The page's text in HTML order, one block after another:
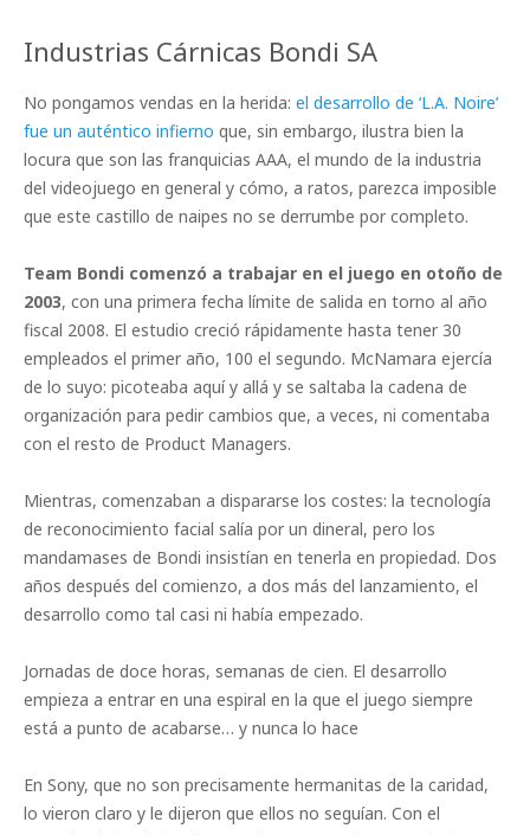
Industrias Cárnicas Bondi SA
No pongamos vendas en la herida: el desarrollo de ‘L.A. Noire’
fue un auténtico infierno que, sin embargo, ilustra bien la
locura que son las franquicias AAA, el mundo de la industria
del videojuego en general y cómo, a ratos, parezca imposible
que este castillo de naipes no se derrumbe por completo.
Team Bondi comenzó a trabajar en el juego en otoño de
2003, con una primera fecha límite de salida en torno al año
fiscal 2008. El estudio creció rápidamente hasta tener 30
empleados el primer año, 100 el segundo. McNamara ejercía
de lo suyo: picoteaba aquí y allá y se saltaba la cadena de
organización para pedir cambios que, a veces, ni comentaba
con el resto de Product Managers.
Mientras, comenzaban a dispararse los costes: la tecnología
de reconocimiento facial salía por un dineral, pero los
mandamases de Bondi insistían en tenerla en propiedad. Dos
años después del comienzo, a dos más del lanzamiento, el
desarrollo como tal casi ni había empezado.
Jornadas de doce horas, semanas de cien. El desarrollo
empieza a entrar en una espiral en la que el juego siempre
está a punto de acabarse… y nunca lo hace
En Sony, que no son precisamente hermanitas de la caridad,
lo vieron claro y le dijeron que ellos no seguían. Con el